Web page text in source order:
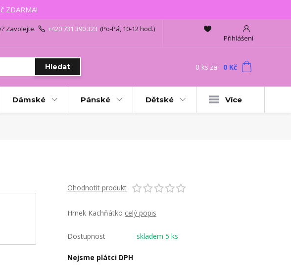
ZDARMA!
Přihlášení
Hledat
Zavolejte. +420 731 390 323 (Po-Pá, 10-12 hod.)
0 ks za 0 Kč
Dámské Pánské Dětské Více
Ohodnotit produkt
Hrnek Kachňátko celý popis
Dostupnost skladem 5 ks
Nejsme plátci DPH